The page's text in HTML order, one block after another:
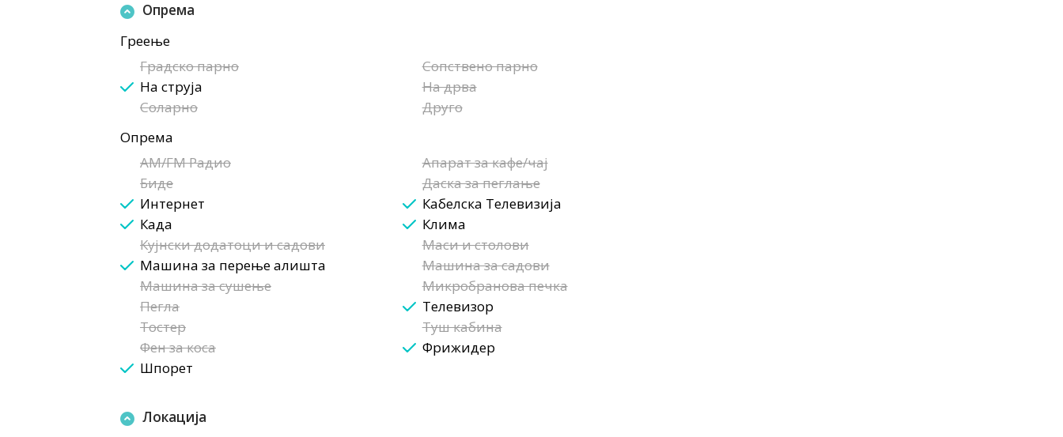
Опрема
Греење
Градско парно
Сопствено парно
На струја
На дрва
Соларно
Друго
Опрема
AM/FM Радио
Апарат за кафе/чај
Биде
Даска за пеглање
Интернет
Кабелска Телевизија
Када
Клима
Кујнски додатоци и садови
Маси и столови
Машина за перење алишта
Машина за садови
Машина за сушење
Микробранова печка
Пегла
Телевизор
Тостер
Туш кабина
Фен за коса
Фрижидер
Шпорет
Локација